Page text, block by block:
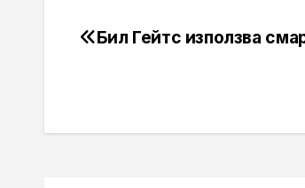
Навигация
Бил Гейтс използва